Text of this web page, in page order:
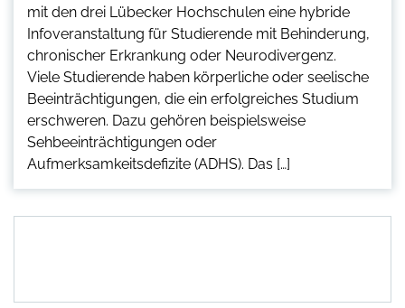
mit den drei Lübecker Hochschulen eine hybride
Infoveranstaltung für Studierende mit Behinderung,
chronischer Erkrankung oder Neurodivergenz.
Viele Studierende haben körperliche oder seelische
Beeinträchtigungen, die ein erfolgreiches Studium
erschweren. Dazu gehören beispielsweise
Sehbeeinträchtigungen oder
Aufmerksamkeitsdefizite (ADHS). Das […]